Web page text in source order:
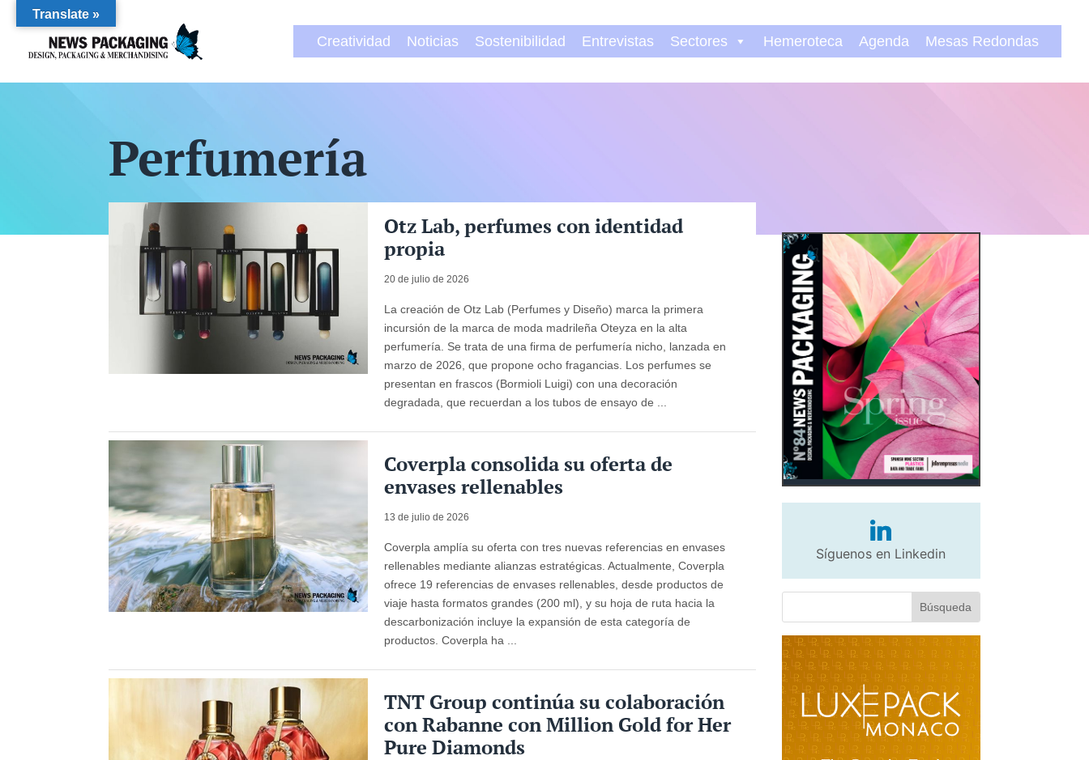
Creatividad Noticias Sostenibilidad Entrevistas Sectores Hemeroteca Agenda Mesas Redondas
Perfumería
Otz Lab, perfumes con identidad
propia
20 de julio de 2026
La creación de Otz Lab (Perfumes y Diseño) marca la primera
incursión de la marca de moda madrileña Oteyza en la alta
perfumería. Se trata de una firma de perfumería nicho, lanzada en
marzo de 2026, que propone ocho fragancias. Los perfumes se
presentan en frascos (Bormioli Luigi) con una decoración
degradada, que recuerdan a los tubos de ensayo de ...
Coverpla consolida su oferta de
envases rellenables
13 de julio de 2026
Coverpla amplía su oferta con tres nuevas referencias en envases
rellenables mediante alianzas estratégicas. Actualmente, Coverpla
ofrece 19 referencias de envases rellenables, desde productos de
viaje hasta formatos grandes (200 ml), y su hoja de ruta hacia la
descarbonización incluye la expansión de esta categoría de
productos. Coverpla ha ...
TNT Group continúa su colaboración
con Rabanne con Million Gold for Her
Pure Diamonds
Síguenos en Linkedin
Translate »